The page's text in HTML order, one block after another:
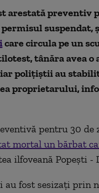
arestată preventiv
permisul suspendat,
care circula pe un
tânăra avea o
polițiștii au
proprietarului,
pentru 30 de
mortal un bărbat
ilfoveană Popeşti -
fost sesizaţi prin